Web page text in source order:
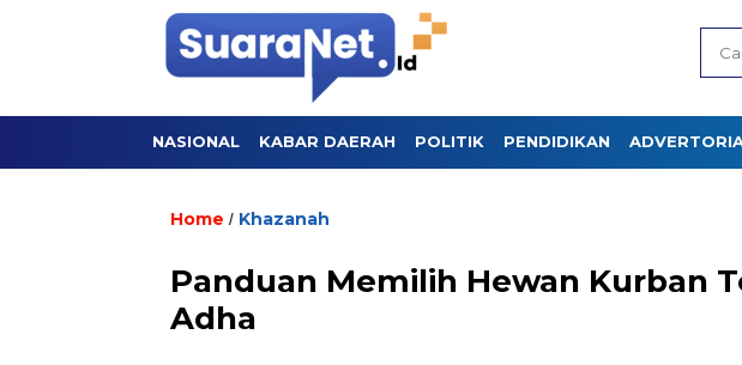
NASIONAL KABAR DAERAH POLITIK PENDIDIKAN
Home / Khazanah
Panduan Memilih Hewan Kurban
Adha